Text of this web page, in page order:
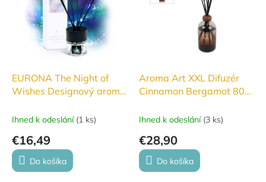
EURONA The Night of
Wishes Designový aroma
Ihned k odeslání (1 ks)
€16,49
Do košíka
Aroma Art XXL Difuzér
Cinnamon Bergamot 800
Ihned k odeslání (3 ks)
€28,90
Do košíka